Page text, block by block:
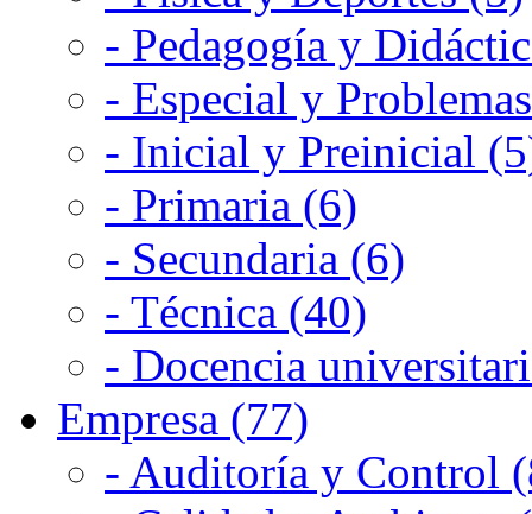
- Pedagogía y
- Especial y
- Inicial y Preinicial
- Primaria (6)
- Secundaria (6)
- Técnica (40)
- Docencia
Empresa (77)
- Auditoría y Control